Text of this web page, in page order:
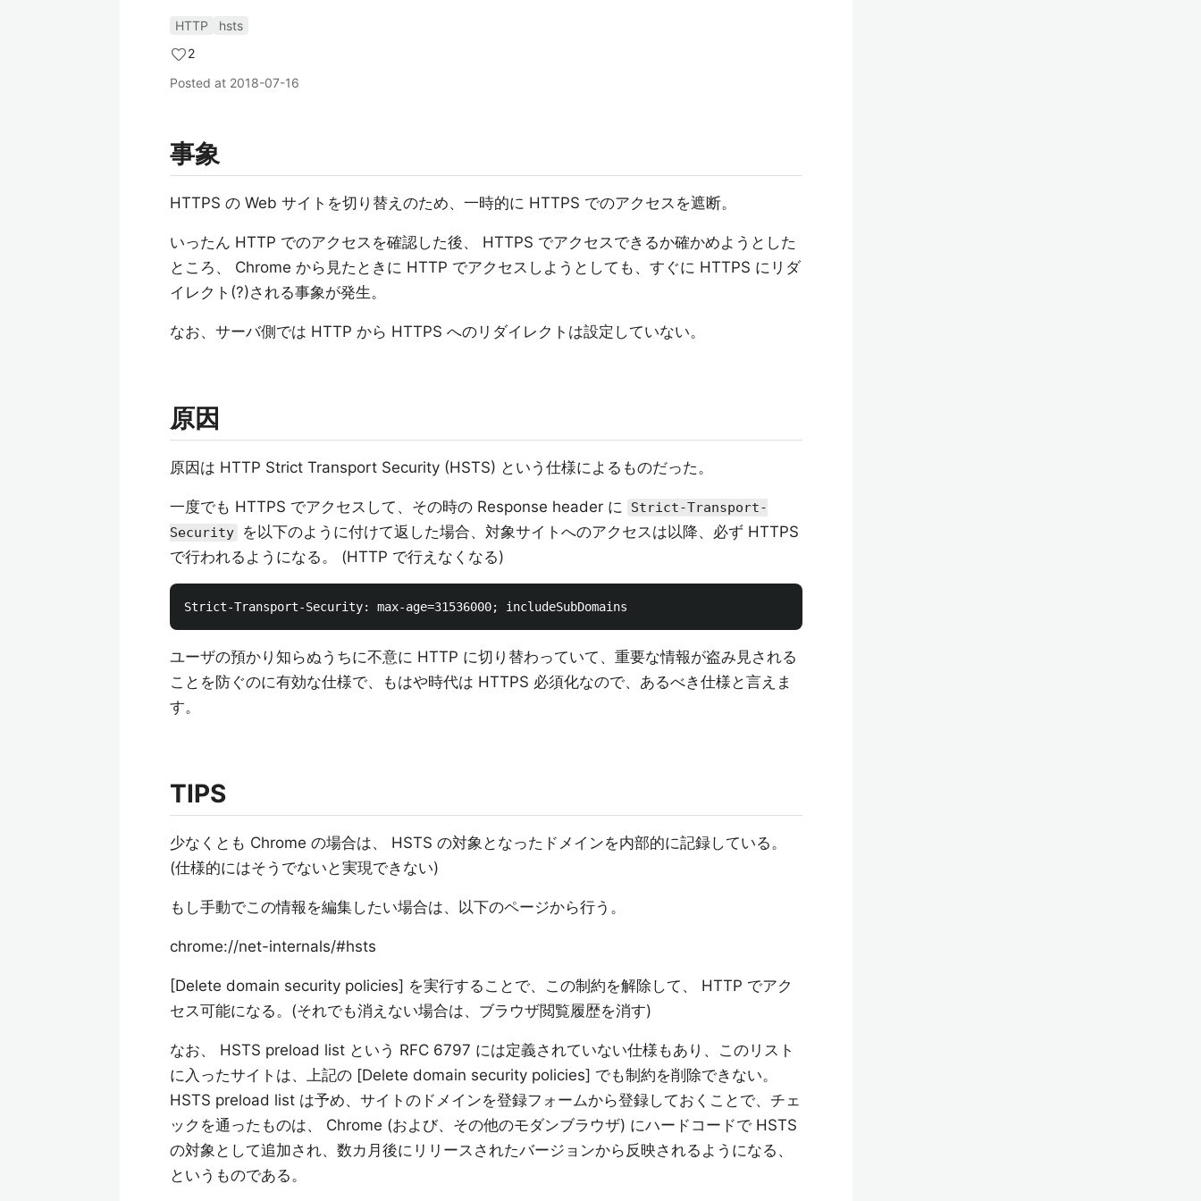
HTTP
hsts
2
Posted at 2018-07-16
事象
HTTPS の Web サイトを切り替えのため、一時的に HTTPS でのアクセスを遮断。
いったん HTTP でのアクセスを確認した後、 HTTPS でアクセスできるか確かめようとした
ところ、 Chrome から見たときに HTTP でアクセスしようとしても、すぐに HTTPS にリダ
イレクト(?)される事象が発生。
なお、サーバ側では HTTP から HTTPS へのリダイレクトは設定していない。
原因
原因は HTTP Strict Transport Security (HSTS) という仕様によるものだった。
一度でも HTTPS でアクセスして、その時の Response header に
Strict-Transport-
Security
を以下のように付けて返した場合、対象サイトへのアクセスは以降、必ず HTTPS
で行われるようになる。 (HTTP で行えなくなる)
ユーザの預かり知らぬうちに不意に HTTP に切り替わっていて、重要な情報が盗み見される
ことを防ぐのに有効な仕様で、もはや時代は HTTPS 必須化なので、あるべき仕様と言えま
す。
TIPS
少なくとも Chrome の場合は、 HSTS の対象となったドメインを内部的に記録している。
(仕様的にはそうでないと実現できない)
もし手動でこの情報を編集したい場合は、以下のページから行う。
chrome://net-internals/#hsts
[Delete domain security policies] を実行することで、この制約を解除して、 HTTP でアク
セス可能になる。(それでも消えない場合は、ブラウザ閲覧履歴を消す)
なお、 HSTS preload list という RFC 6797 には定義されていない仕様もあり、このリスト
に入ったサイトは、上記の [Delete domain security policies] でも制約を削除できない。
HSTS preload list は予め、サイトのドメインを登録フォームから登録しておくことで、チェ
ックを通ったものは、 Chrome (および、その他のモダンブラウザ) にハードコードで HSTS
の対象として追加され、数カ月後にリリースされたバージョンから反映されるようになる、
というものである。